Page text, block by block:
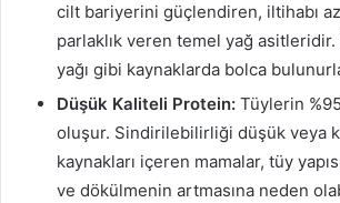
cilt bariyerini güçlendiren, iltihabı
parlaklık veren temel yağ asitleridir.
yağı gibi kaynaklarda bolca
Düşük Kaliteli Protein: Tüylerin
oluşur. Sindirilebilirliği düşük veya
kaynakları içeren mamalar, tüy
ve dökülmenin artmasına neden